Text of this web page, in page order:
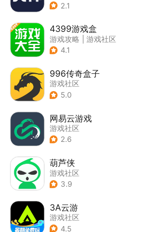
2.1
4399游戏盒
游戏攻略
游戏社区
4.1
996传奇盒子
游戏社区
5.0
网易云游戏
游戏社区
2.6
葫芦侠
游戏社区
3.9
3A云游
游戏社区
4.5